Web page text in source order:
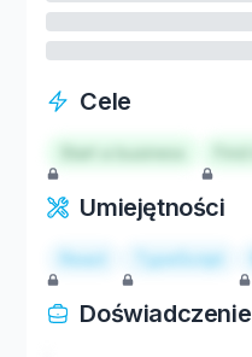
Cele
Start a business
Umiejętności
React TypeScript
Doświadczenie